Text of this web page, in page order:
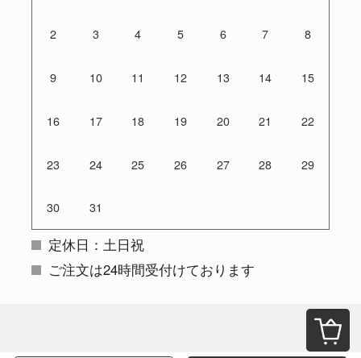
2 3 4 5 6 7 8
9 10 11 12 13 14 15
16 17 18 19 20 21 22
23 24 25 26 27 28 29
30 31
定休日：土日祝
ご注文は24時間受付けております